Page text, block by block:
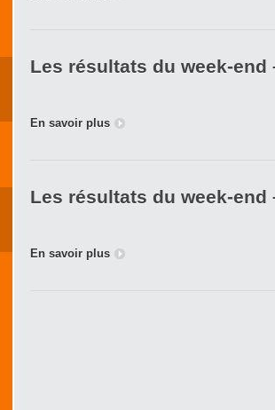
Les résultats du week-end
En savoir plus
Les résultats du week-end
En savoir plus